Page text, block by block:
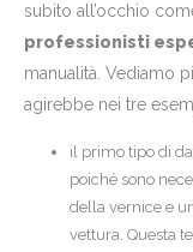
subito all’occhio
professionisti
manualità. Vediamo
agirebbe nei tre
il primo tipo di
poiché sono
della vernice e
vettura. Questa